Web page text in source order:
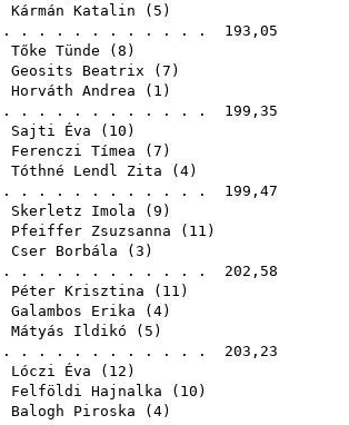
Kármán Katalin ( 5 )
. . . . . . . . . . . . 193,05
Tőke Tünde ( 8 )
Geosits Beatrix ( 7 )
Horváth Andrea ( 1 )
. . . . . . . . . . . . 199,35
Sajti Éva ( 10 )
Ferenczi Tímea ( 7 )
Tóthné Lendl Zita ( 4)
. . . . . . . . . . . . 199,47
Skerletz Imola ( 9 )
Pfeiffer Zsuzsanna ( 11 )
Cser Borbála ( 3 )
. . . . . . . . . . . . 202,58
Péter Krisztina ( 11 )
Galambos Erika ( 4)
Mátyás Ildikó ( 5 )
. . . . . . . . . . . . 203,23
Lóczi Éva ( 12 )
Felföldi Hajnalka ( 10 )
Balogh Piroska ( 4)